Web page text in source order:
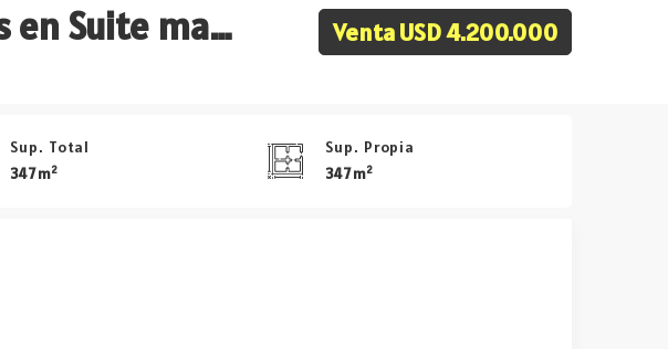
The Colette Apartamento de Tres dormitorios en Suite mas dependencia de servicio en Venta Venta USD 4.200.000
Sup. Total
347 m2
Sup. Propia
347 m2